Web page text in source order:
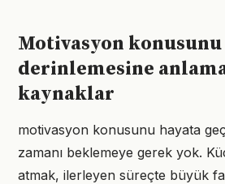
Motivasyon konusunu
derinlemesine
kaynaklar
motivasyon konusunu hayata
zamanı beklemeye gerek yok.
atmak, ilerleyen süreçte büyük